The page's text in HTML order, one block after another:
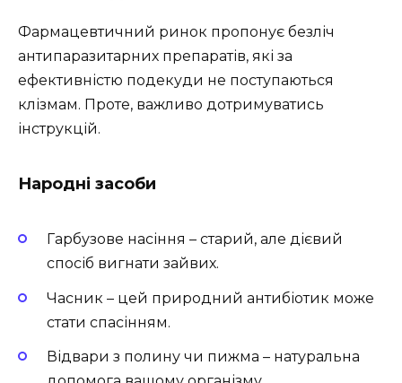
Фармацевтичний ринок пропонує безліч
антипаразитарних препаратів, які за
ефективністю подекуди не поступаються
клізмам. Проте, важливо дотримуватись
інструкцій.
Народні засоби
Гарбузове насіння – старий, але дієвий
спосіб вигнати зайвих.
Часник – цей природний антибіотик може
стати спасінням.
Відвари з полину чи пижма – натуральна